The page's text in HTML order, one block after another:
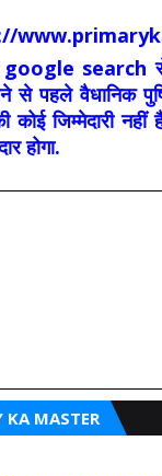
google search
से पहले वैधानिक
कोई जिम्मेदारी
होगा.
KA MASTER